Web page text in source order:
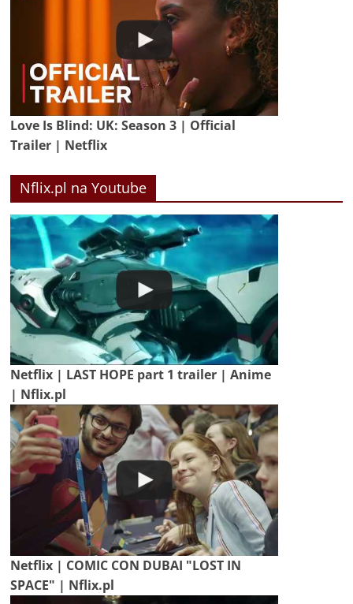
Love Is Blind: UK: Season 3 | Official
Trailer | Netflix
Nflix.pl na Youtube
Netflix | LAST HOPE part 1 trailer | Anime
| Nflix.pl
Netflix | COMIC CON DUBAI "LOST IN
SPACE" | Nflix.pl